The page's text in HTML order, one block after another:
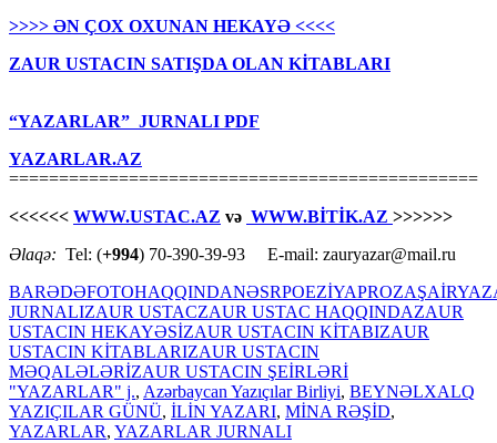
>>>> ƏN ÇOX OXUNAN HEKAYƏ <<<<
ZAUR USTACIN SATIŞDA OLAN KİTABLARI
“YAZARLAR” JURNALI PDF
YAZARLAR.AZ
===============================================
<<<<<< WWW.USTAC.AZ və WWW.BİTİK.AZ >>>>>>
Əlaqə: Tel: (+994) 70-390-39-93 E-mail: zauryazar@mail.ru
BARƏDƏFOTOHAQQINDANƏSRPOEZİYAPROZAŞAİR
JURNALIZAUR USTACZAUR USTAC HAQQINDAZAUR
USTACIN HEKAYƏSİZAUR USTACIN KİTABIZAUR
USTACIN KİTABLARIZAUR USTACIN
MƏQALƏLƏRİZAUR USTACIN ŞEİRLƏRİ
"YAZARLAR" j., Azərbaycan Yazıçılar Birliyi, BEYNƏLXALQ
YAZIÇILAR GÜNÜ, İLİN YAZARI, MİNA RƏŞİD,
YAZARLAR, YAZARLAR JURNALI